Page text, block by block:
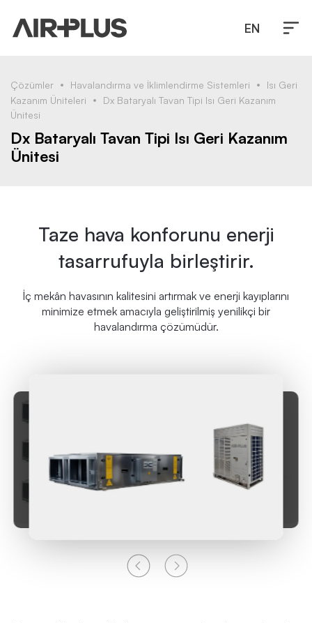
EN
Çözümler Havalandırma ve İklimlendirme Sistemleri
Isı Geri
Kazanım Üniteleri
Dx Bataryalı Tavan Tipi Isı Geri Kazanım
Ünitesi
Dx Bataryalı Tavan Tipi Isı Geri Kazanım
Ünitesi
Taze hava konforunu enerji
tasarrufuyla birleştirir.
İç mekân havasının kalitesini artırmak ve enerji kayıplarını
minimize etmek amacıyla geliştirilmiş yenilikçi bir
havalandırma çözümüdür.